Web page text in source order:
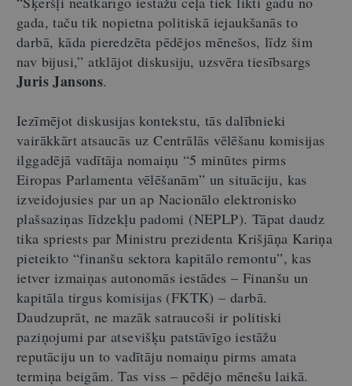
gada, taču tik nopietna politiskā iejaukšanās to
darbā, kāda pieredzēta pēdējos mēnešos, līdz šim
nav bijusi,” atklājot diskusiju, uzsvēra tiesībsargs
Juris Jansons.
Iezīmējot diskusijas kontekstu, tās dalībnieki
vairākkārt atsaucās uz Centrālās vēlēšanu komisijas
ilggadējā vadītāja nomaiņu “5 minūtes pirms
Eiropas Parlamenta vēlēšanām” un situāciju, kas
izveidojusies par un ap Nacionālo elektronisko
plašsaziņas līdzekļu padomi (NEPLP). Tāpat daudz
tika spriests par Ministru prezidenta Krišjāņa Kariņa
pieteikto “finanšu sektora kapitālo remontu”, kas
ietver izmaiņas autonomās iestādes – Finanšu un
kapitāla tirgus komisijas (FKTK) – darbā.
Daudzuprāt, ne mazāk satraucoši ir politiski
paziņojumi par atsevišķu patstāvīgo iestāžu
reputāciju un to vadītāju nomaiņu pirms amata
termiņa beigām. Tas viss – pēdējo mēnešu laikā.